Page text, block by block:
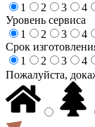
1
2 3 4
Уровень сервиса
1
2 3 4
Срок
1
2 3 4
Пожалуйста,